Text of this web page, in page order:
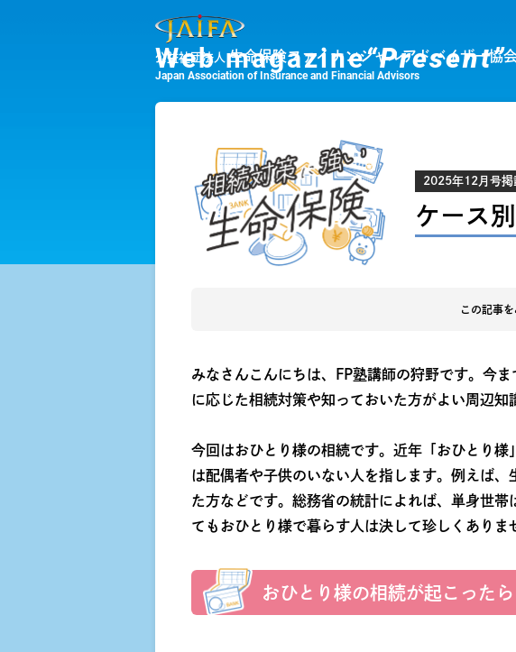
公益社団法人 生命保険ファイナンシャルアドバイザー協
Japan Association of Insurance and Financial Advisors
Web magazine“Present”
2025年12月号掲
ケース
この記事を
みなさんこんにちは、FP塾講師の狩野です。今
に応じた相続対策や知っておいた方がよい周辺知
今回はおひとり様の相続です。近年「おひとり
は配偶者や子供のいない人を指します。例えば
た方などです。総務省の統計によれば、単身世
てもおひとり様で暮らす人は決して珍しくありま
おひとり様の相続が起こったら